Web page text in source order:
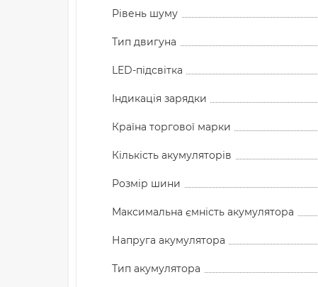
Рівень шуму
Тип двигуна
LED-підсвітка
Індикація зарядки
Країна торгової марки
Кількість акумуляторів
Розмір шини
Максимальна ємність акумулятора
Напруга акумулятора
Тип акумулятора